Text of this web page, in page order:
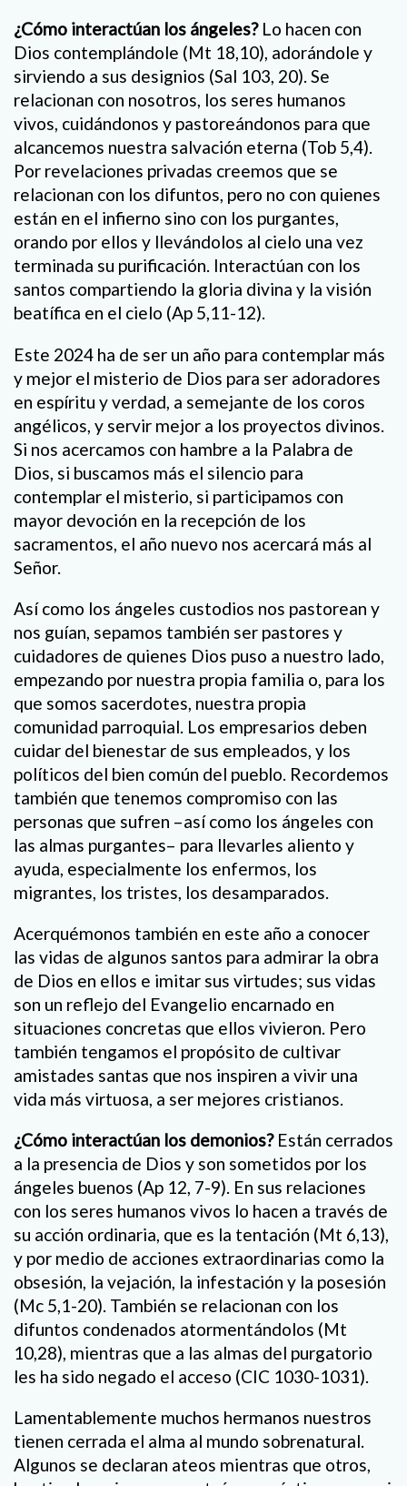
¿Cómo interactúan los ángeles?Lo hacen con
Dios contemplándole (Mt 18,10), adorándole y
sirviendo a sus designios (Sal 103, 20). Se
relacionan con nosotros, los seres humanos
vivos, cuidándonos y pastoreándonos para que
alcancemos nuestra salvación eterna (Tob 5,4).
Por revelaciones privadas creemos que se
relacionan con los difuntos, pero no con quienes
están en el infierno sino con los purgantes,
orando por ellos y llevándolos al cielo una vez
terminada su purificación. Interactúan con los
santos compartiendo la gloria divina y la visión
beatífica en el cielo (Ap 5,11-12).
Este 2024 ha de ser un año para contemplar más
y mejor el misterio de Dios para ser adoradores
en espíritu y verdad, a semejante de los coros
angélicos, y servir mejor a los proyectos divinos.
Si nos acercamos con hambre a la Palabra de
Dios, si buscamos más el silencio para
contemplar el misterio, si participamos con
mayor devoción en la recepción de los
sacramentos, el año nuevo nos acercará más al
Señor.
Así como los ángeles custodios nos pastorean y
nos guían, sepamos también ser pastores y
cuidadores de quienes Dios puso a nuestro lado,
empezando por nuestra propia familia o, para los
que somos sacerdotes, nuestra propia
comunidad parroquial. Los empresarios deben
cuidar del bienestar de sus empleados, y los
políticos del bien común del pueblo. Recordemos
también que tenemos compromiso con las
personas que sufren –así como los ángeles con
las almas purgantes– para llevarles aliento y
ayuda, especialmente los enfermos, los
migrantes, los tristes, los desamparados.
Acerquémonos también en este año a conocer
las vidas de algunos santos para admirar la obra
de Dios en ellos e imitar sus virtudes; sus vidas
son un reflejo del Evangelio encarnado en
situaciones concretas que ellos vivieron. Pero
también tengamos el propósito de cultivar
amistades santas que nos inspiren a vivir una
vida más virtuosa, a ser mejores cristianos.
¿Cómo interactúan los demonios? Están cerrados
a la presencia de Dios y son sometidos por los
ángeles buenos (Ap 12, 7-9). En sus relaciones
con los seres humanos vivos lo hacen a través de
su acción ordinaria, que es la tentación (Mt 6,13),
y por medio de acciones extraordinarias como la
obsesión, la vejación, la infestación y la posesión
(Mc 5,1-20). También se relacionan con los
difuntos condenados atormentándolos (Mt
10,28), mientras que a las almas del purgatorio
les ha sido negado el acceso (CIC 1030-1031).
Lamentablemente muchos hermanos nuestros
tienen cerrada el alma al mundo sobrenatural.
Algunos se declaran ateos mientras que otros,